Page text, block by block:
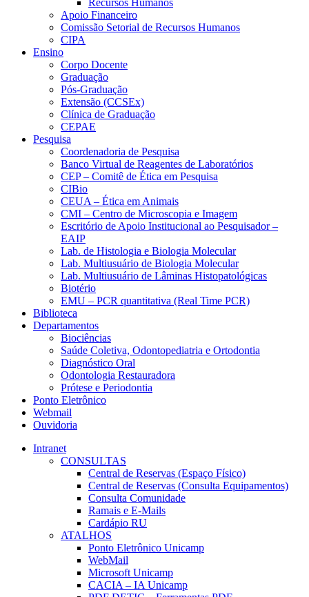
Recursos Humanos
Apoio Financeiro
Comissão Setorial de Recursos Humanos
CIPA
Ensino
Corpo Docente
Graduação
Pós-Graduação
Extensão (CCSEx)
Clínica de Graduação
CEPAE
Pesquisa
Coordenadoria de Pesquisa
Banco Virtual de Reagentes de Laboratórios
CEP – Comitê de Ética em Pesquisa
CIBio
CEUA – Ética em Animais
CMI – Centro de Microscopia e Imagem
Escritório de Apoio Institucional ao Pesquisador –
EAIP
Lab. de Histologia e Biologia Molecular
Lab. Multiusuário de Biologia Molecular
Lab. Multiusuário de Lâminas Histopatológicas
Biotério
EMU – PCR quantitativa (Real Time PCR)
Biblioteca
Departamentos
Biociências
Saúde Coletiva, Odontopediatria e Ortodontia
Diagnóstico Oral
Odontologia Restauradora
Prótese e Periodontia
Ponto Eletrônico
Webmail
Ouvidoria
Intranet
CONSULTAS
Central de Reservas (Espaço Físico)
Central de Reservas (Consulta Equipamentos)
Consulta Comunidade
Ramais e E-Mails
Cardápio RU
ATALHOS
Ponto Eletrônico Unicamp
WebMail
Microsoft Unicamp
CACIA – IA Unicamp